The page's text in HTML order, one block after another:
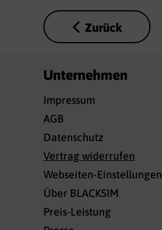
Zurück
Unternehmen
Impressum
AGB
Datenschutz
Vertrag widerrufen
Webseiten-Einstellungen
Über BLACKSIM
Preis-Leistung